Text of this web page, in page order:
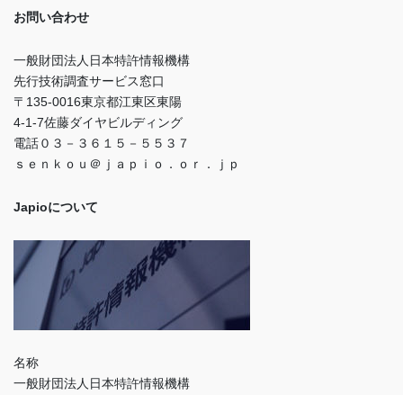
お問い合わせ
一般財団法人日本特許情報機構
先行技術調査サービス窓口
〒135-0016東京都江東区東陽
4-1-7佐藤ダイヤビルディング
電話０３－３６１５－５５３７
ｓｅｎｋｏｕ＠ｊａｐｉｏ．ｏｒ．ｊｐ
Japioについて
名称
一般財団法人日本特許情報機構